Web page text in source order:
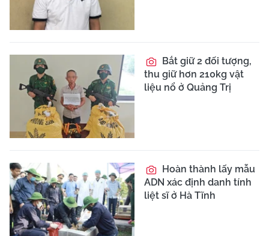
Bắt giữ 2 đối tượng,
thu giữ hơn 210kg vật
liệu nổ ở Quảng Trị
Hoàn thành lấy mẫu
ADN xác định danh tính
liệt sĩ ở Hà Tĩnh